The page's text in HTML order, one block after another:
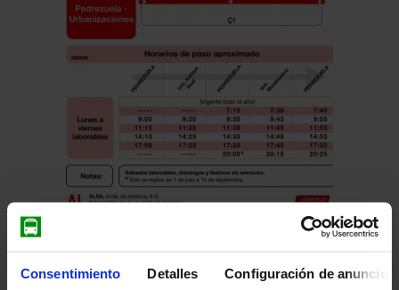
Consentimiento Detalles Configuración de anuncios
de idacompleto.